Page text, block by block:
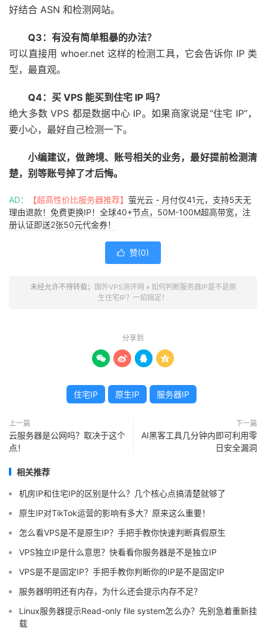
好结合 ASN 和检测网站。
Q3：有没有简单粗暴的办法？
可以直接用 whoer.net 这样的检测工具，它会告诉你 IP 类
型，最直观。
Q4：买 VPS 能买到住宅 IP 吗？
绝大多数 VPS 都是数据中心 IP。如果商家说是“住宅 IP”，
要小心，最好自己检测一下。
小编建议，做跨境、账号相关的业务，最好提前检测清
楚，别等账号掉了才后悔。
AD： 【超高性价比服务器推荐】 萤光云 - 月付仅41元，支持5天无
理由退款！免费更换IP！全球40+节点，50M-100M超高带宽，注
册认证即送2张50元代金券！
 赞(0)
未经允许不得转载； 国外VPS测评网 » 如何判断服务器IP是不是原
生住宅IP？一招搞定！
分享到
   
住宅IP 原生IP 服务器IP
上一篇
云服务器是公网吗？取决于这个
点！
下一篇
AI黑客工具几分钟内即可利用零
日安全漏洞
相关推荐
机房IP和住宅IP的区别是什么？几个核心点搞清楚就够了
原生IP对TikTok运营的影响有多大？原来这么重要！
怎么看VPS是不是原生IP？手把手教你快速判断真假原生
VPS独立IP是什么意思？快看看你服务器是不是独立IP
VPS是不是固定IP？手把手教你判断你的IP是不是固定IP
服务器明明还有内存，为什么还会提示内存不足？
Linux服务器提示Read-only file system怎么办？先别急着重新挂
载